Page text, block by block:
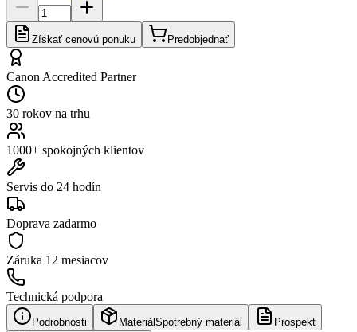
Získať cenovú ponuku Predobjednať
Canon Accredited Partner
30 rokov na trhu
1000+ spokojných klientov
Servis do 24 hodín
Doprava zadarmo
Záruka 12 mesiacov
Technická podpora
Podrobnosti Materiál Spotrebný materiál Prospekt